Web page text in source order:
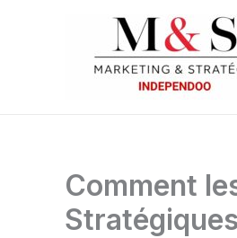
Comment
Stratégiques